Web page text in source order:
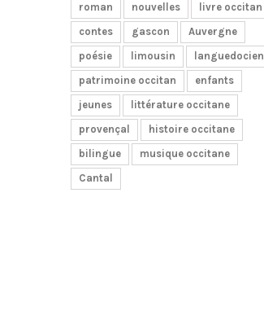
roman
nouvelles
livre occitan
contes
gascon
Auvergne
poésie
limousin
languedocien
patrimoine occitan
enfants
jeunes
littérature occitane
provençal
histoire occitane
bilingue
musique occitane
Cantal